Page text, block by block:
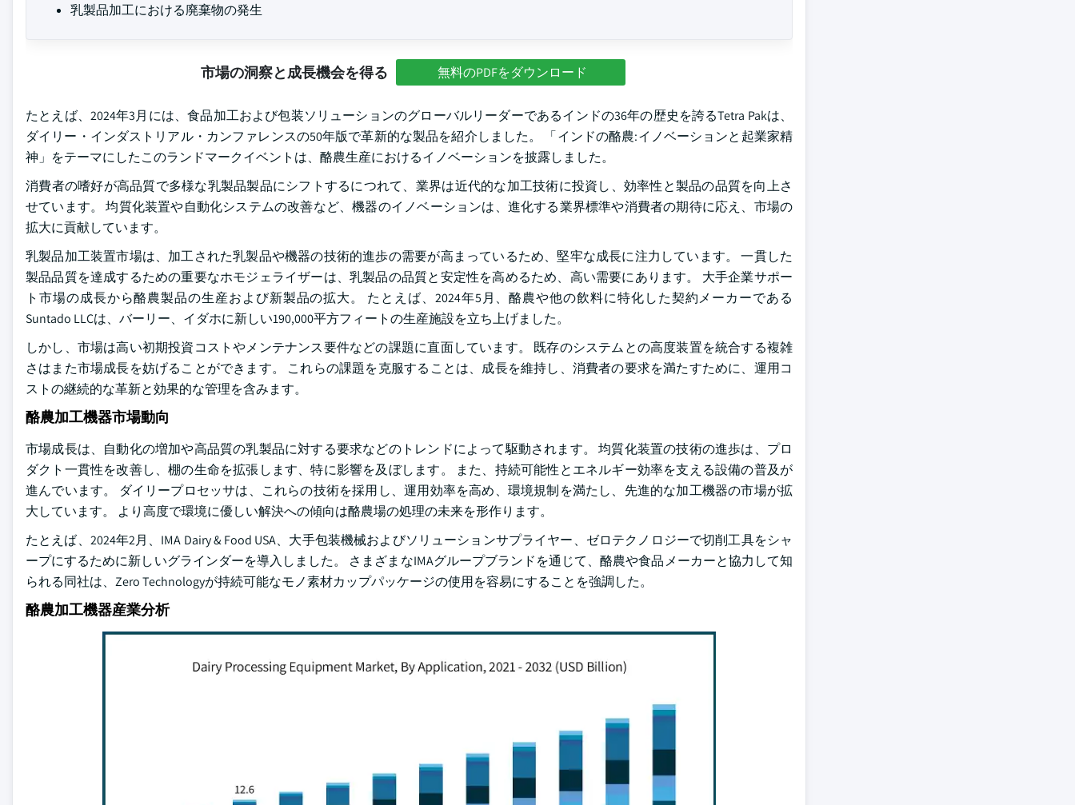
乳製品加工における廃棄物の発生
市場の洞察と成長機会を得る 無料のPDFをダウンロード
たとえば、2024年3月には、食品加工および包装ソリューションのグローバルリーダーであるインドの36年の歴史を誇るTetra Pakは、
ダイリー・インダストリアル・カンファレンスの50年版で革新的な製品を紹介しました。 「インドの酪農:イノベーションと起業家精
神」をテーマにしたこのランドマークイベントは、酪農生産におけるイノベーションを披露しました。
消費者の嗜好が高品質で多様な乳製品製品にシフトするにつれて、業界は近代的な加工技術に投資し、効率性と製品の品質を向上さ
せています。 均質化装置や自動化システムの改善など、機器のイノベーションは、進化する業界標準や消費者の期待に応え、市場の
拡大に貢献しています。
乳製品加工装置市場は、加工された乳製品や機器の技術的進歩の需要が高まっているため、堅牢な成長に注力しています。 一貫した
製品品質を達成するための重要なホモジェライザーは、乳製品の品質と安定性を高めるため、高い需要にあります。 大手企業サポー
ト市場の成長から酪農製品の生産および新製品の拡大。 たとえば、2024年5月、酪農や他の飲料に特化した契約メーカーである
Suntado LLCは、バーリー、イダホに新しい190,000平方フィートの生産施設を立ち上げました。
しかし、市場は高い初期投資コストやメンテナンス要件などの課題に直面しています。 既存のシステムとの高度装置を統合する複雑
さはまた市場成長を妨げることができます。 これらの課題を克服することは、成長を維持し、消費者の要求を満たすために、運用コ
ストの継続的な革新と効果的な管理を含みます。
酪農加工機器市場動向
市場成長は、自動化の増加や高品質の乳製品に対する要求などのトレンドによって駆動されます。 均質化装置の技術の進歩は、プロ
ダクト一貫性を改善し、棚の生命を拡張します、特に影響を及ぼします。 また、持続可能性とエネルギー効率を支える設備の普及が
進んでいます。 ダイリープロセッサは、これらの技術を採用し、運用効率を高め、環境規制を満たし、先進的な加工機器の市場が拡
大しています。 より高度で環境に優しい解決への傾向は酪農場の処理の未来を形作ります。
たとえば、2024年2月、IMA Dairy & Food USA、大手包装機械およびソリューションサプライヤー、ゼロテクノロジーで切削工具をシャ
ープにするために新しいグラインダーを導入しました。 さまざまなIMAグループブランドを通じて、酪農や食品メーカーと協力して知
られる同社は、Zero Technologyが持続可能なモノ素材カップパッケージの使用を容易にすることを強調した。
酪農加工機器産業分析